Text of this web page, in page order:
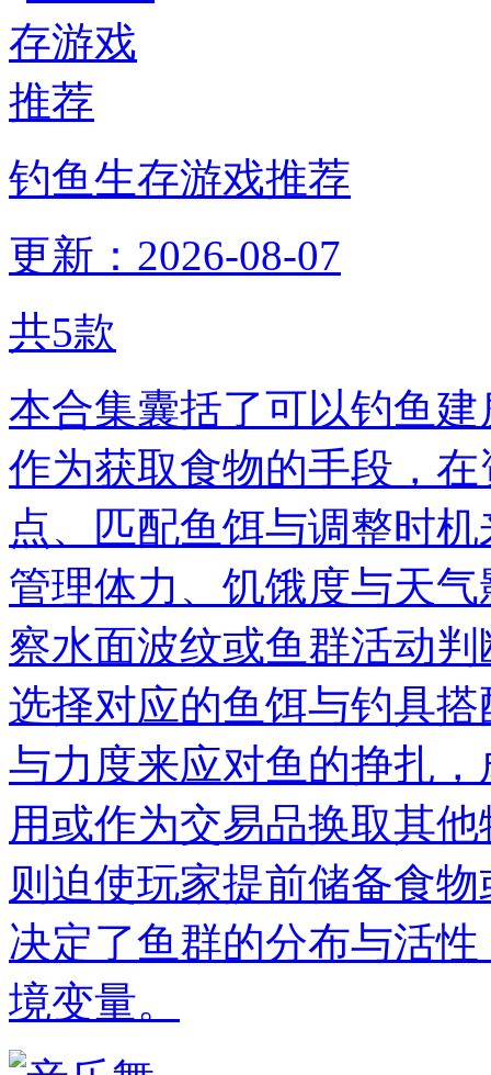
钓鱼生存游戏推荐
更新：2026-08-07
共5款
本合集囊括了可以钓鱼
作为获取食物的手段，
点、匹配鱼饵与调整时
管理体力、饥饿度与天
察水面波纹或鱼群活动
选择对应的鱼饵与钓具
与力度来应对鱼的挣扎
用或作为交易品换取其
则迫使玩家提前储备食
决定了鱼群的分布与活
境变量。